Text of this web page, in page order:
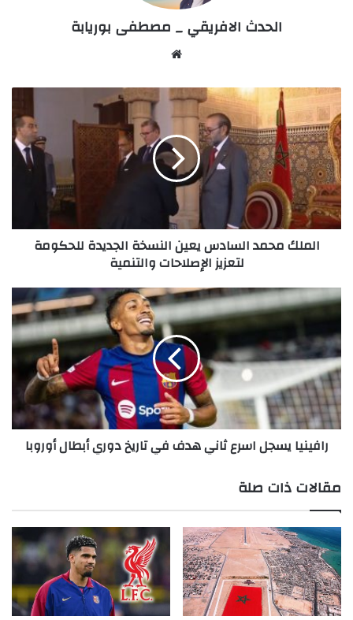
الحدث الافريقي _ مصطفى بوريابة
الملك
محمد
السادس
يعين
النسخة
الجديدة
للحكومة
لتعزيز
الإصلاحات
والتنميةالملك محمد السادس يعين النسخة الجديدة للحكومة
لتعزيز الإصلاحات والتنمية
رافينيا
ثاني
هدف
في
تاريخ
دوري
أبطال
أوروبارافينيا يسجل اسرع ثاني هدف في تاريخ دوري أبطال أوروبا
مقالات ذات صلة